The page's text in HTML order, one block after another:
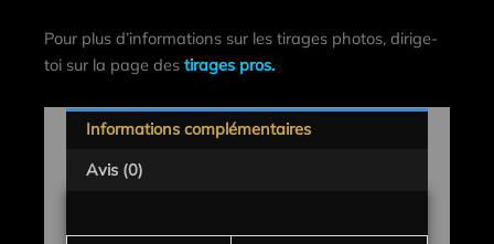
Pour plus d’informations sur les tirages photos, dirige-
toi sur la page des tirages pros.
Informations complémentaires
Avis (0)